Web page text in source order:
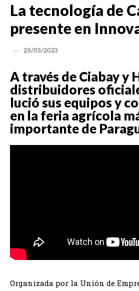
La tecnología de
presente en
29/03/2023
A través de Ciabay y
distribuidores
lució sus equipos y
en la feria agrícola
importante de
Organizada por la Unión de